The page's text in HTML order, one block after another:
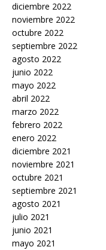
diciembre 2022
noviembre 2022
octubre 2022
septiembre 2022
agosto 2022
junio 2022
mayo 2022
abril 2022
marzo 2022
febrero 2022
enero 2022
diciembre 2021
noviembre 2021
octubre 2021
septiembre 2021
agosto 2021
julio 2021
junio 2021
mayo 2021